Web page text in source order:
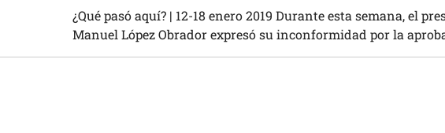
¿Qué pasó aquí? | 12-18 enero 2019 Durante esta semana, el
Manuel López Obrador expresó su inconformidad por la